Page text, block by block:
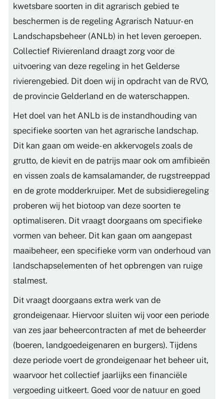
kwetsbare soorten in dit agrarisch gebied te
beschermen is de regeling Agrarisch Natuur- en
Landschapsbeheer (ANLb) in het leven geroepen.
Collectief Rivierenland draagt zorg voor de
uitvoering van deze regeling in het Gelderse
rivierengebied. Dit doen wij in opdracht van de RVO,
de provincie Gelderland en de waterschappen.
Het doel van het ANLb is de instandhouding van
specifieke soorten van het agrarische landschap.
Dit kan gaan om weide- en akkervogels zoals de
grutto, de kievit en de patrijs maar ook om amfibieën
en vissen zoals de kamsalamander, de rugstreeppad
en de grote modderkruiper. Met de subsidieregeling
proberen wij het biotoop van deze soorten te
optimaliseren. Dit vraagt doorgaans om specifieke
vormen van beheer. Dit kan gaan om aangepast
maaibeheer, een specifieke vorm van onderhoud van
landschapselementen of het opbrengen van ruige
stalmest.
Dit vraagt doorgaans extra werk van de
grondeigenaar. Hiervoor sluiten wij voor een periode
van zes jaar beheercontracten af met de beheerder
(boeren, landgoedeigenaren en burgers). Tijdens
deze periode voert de grondeigenaar het beheer uit,
waarvoor het collectief jaarlijks een financiële
vergoeding uitkeert. Goed voor de natuur en goed